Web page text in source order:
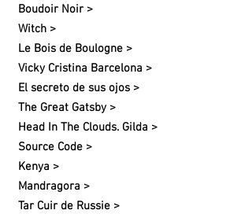
Boudoir Noir >
Witch >
Le Bois de Boulogne >
Vicky Cristina Barcelona >
El secreto de sus ojos >
The Great Gatsby >
Head In The Clouds. Gilda >
Source Code >
Kenya >
Mandragora >
Tar Cuir de Russie >